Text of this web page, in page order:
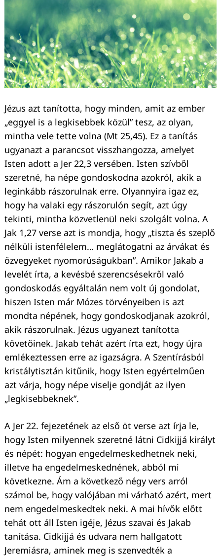
Jézus azt tanította, hogy minden, amit az ember
„eggyel is a legkisebbek közül” tesz, az olyan,
mintha vele tette volna (Mt 25,45). Ez a tanítás
ugyanazt a parancsot visszhangozza, amelyet
Isten adott a Jer 22,3 versében. Isten szívből
szeretné, ha népe gondoskodna azokról, akik a
leginkább rászorulnak erre. Olyannyira igaz ez,
hogy ha valaki egy rászorulón segít, azt úgy
tekinti, mintha közvetlenül neki szolgált volna. A
Jak 1,27 verse azt is mondja, hogy „tiszta és szeplő
nélküli istenfélelem… meglátogatni az árvákat és
özvegyeket nyomorúságukban”. Amikor Jakab a
levelét írta, a kevésbé szerencsésekről való
gondoskodás egyáltalán nem volt új gondolat,
hiszen Isten már Mózes törvényeiben is azt
mondta népének, hogy gondoskodjanak azokról,
akik rászorulnak. Jézus ugyanezt tanította
követőinek. Jakab tehát azért írta ezt, hogy újra
emlékeztessen erre az igazságra. A Szentírásból
kristálytisztán kitűnik, hogy Isten egyértelműen
azt várja, hogy népe viselje gondját az ilyen
„legkisebbeknek”.
A Jer 22. fejezetének az első öt verse azt írja le,
hogy Isten milyennek szeretné látni Cidkijjá királyt
és népét: hogyan engedelmeskedhetnek neki,
illetve ha engedelmeskednének, abból mi
következne. Ám a következő négy vers arról
számol be, hogy valójában mi várható azért, mert
nem engedelmeskedtek neki. A mai hívők előtt
tehát ott áll Isten igéje, Jézus szavai és Jakab
tanítása. Cidkijjá és udvara nem hallgatott
Jeremiásra, aminek meg is szenvedték a
Keresés: